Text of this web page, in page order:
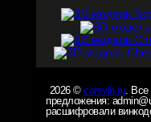
2026 © carsvin.ru. Все
предложения:
расшифровали